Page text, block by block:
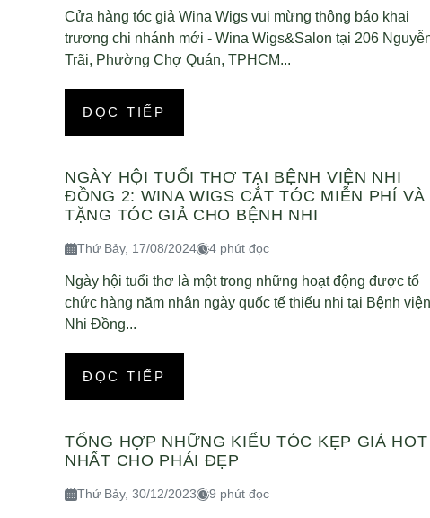
Cửa hàng tóc giả Wina Wigs vui mừng thông báo khai
trương chi nhánh mới - Wina Wigs&Salon tại 206
Trãi, Phường Chợ Quán, TPHCM...
ĐỌC TIẾP
NGÀY HỘI TUỔI THƠ TẠI BỆNH VIỆN NHI
ĐỒNG 2: WINA WIGS CẮT TÓC MIỄN PHÍ VÀ
TẶNG TÓC GIẢ CHO BỆNH NHI
Thứ Bảy, 17/08/2024 4 phút đọc
Ngày hội tuổi thơ là một trong những hoạt động được tổ
chức hàng năm nhân ngày quốc tế thiếu nhi tại Bệnh viện
Nhi Đồng...
ĐỌC TIẾP
TỔNG HỢP NHỮNG KIỂU TÓC KẸP GIẢ HOT
NHẤT CHO PHÁI ĐẸP
Thứ Bảy, 30/12/2023 9 phút đọc